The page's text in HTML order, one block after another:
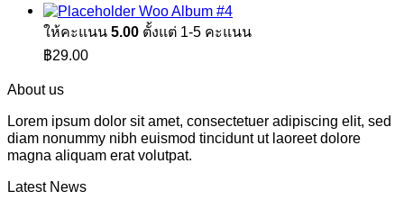
Woo Album #4
ให้คะแนน 5.00 ตั้งแต่ 1-5 คะแนน
฿29.00
About us
Lorem ipsum dolor sit amet, consectetuer adipiscing elit, sed
diam nonummy nibh euismod tincidunt ut laoreet dolore
magna aliquam erat volutpat.
Latest News